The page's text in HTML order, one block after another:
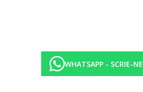
WHATSAPP - SCRIE-NE